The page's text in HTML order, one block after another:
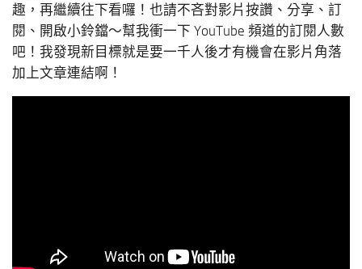
趣，再繼續往下看囉！也請不吝對影片按讚、分享、訂
閱、開啟小鈴鐺～幫我衝一下 YouTube 頻道的訂閱人數
吧！我發現新目標就是要一千人後才有機會在影片角落
加上文章連結啊！